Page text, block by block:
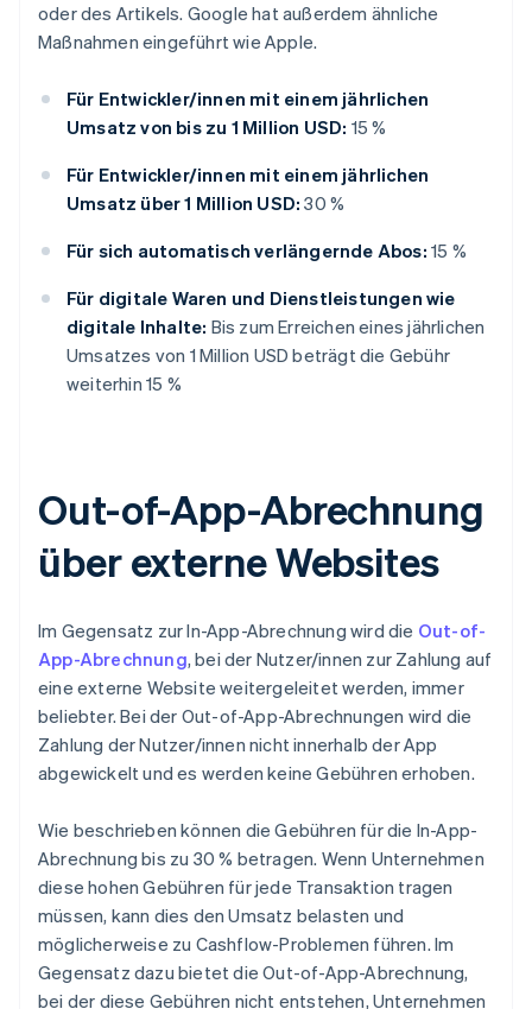
oder des Artikels. Google hat außerdem ähnliche
Maßnahmen eingeführt wie Apple.
Für Entwickler/innen mit einem jährlichen
Umsatz von bis zu 1 Million USD: 15 %
Für Entwickler/innen mit einem jährlichen
Umsatz über 1 Million USD: 30 %
Für sich automatisch verlängernde Abos: 15 %
Für digitale Waren und Dienstleistungen wie
digitale Inhalte: Bis zum Erreichen eines jährlichen
Umsatzes von 1 Million USD beträgt die Gebühr
weiterhin 15 %
Out-of-App-Abrechnung
über externe Websites
Im Gegensatz zur In-App-Abrechnung wird die Out-of-
App-Abrechnung, bei der Nutzer/innen zur Zahlung auf
eine externe Website weitergeleitet werden, immer
beliebter. Bei der Out-of-App-Abrechnungen wird die
Zahlung der Nutzer/innen nicht innerhalb der App
abgewickelt und es werden keine Gebühren erhoben.
Wie beschrieben können die Gebühren für die In-App-
Abrechnung bis zu 30 % betragen. Wenn Unternehmen
diese hohen Gebühren für jede Transaktion tragen
müssen, kann dies den Umsatz belasten und
möglicherweise zu Cashflow-Problemen führen. Im
Gegensatz dazu bietet die Out-of-App-Abrechnung,
bei der diese Gebühren nicht entstehen, Unternehmen